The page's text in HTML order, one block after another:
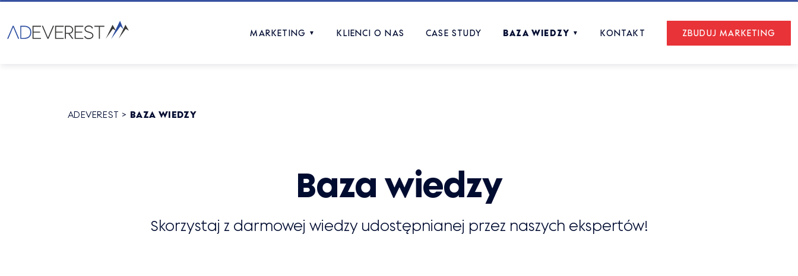
MARKETING ▼ KLIENCI O NAS CASE STUDY BAZA WIEDZY ▼ KONTAKT ZBUDUJ MARKETING
ADEVEREST > BAZA WIEDZY
Baza wiedzy
Skorzystaj z darmowej wiedzy udostępnianej przez naszych ekspertów!